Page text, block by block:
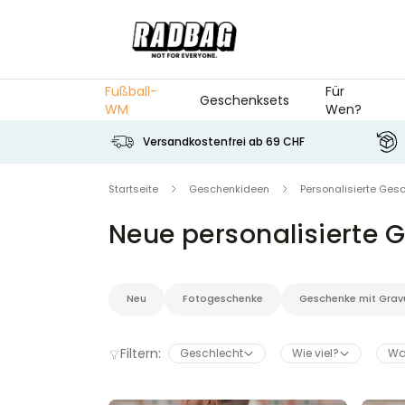
Fußball-
WM
Geschenksets
Für
Wen?
Versandkostenfrei ab 69 CHF
Startseite Geschenkideen Personalisierte Geschenke
Neue personalisierte
Neu Fotogeschenke Geschenke mit Gravur
Filtern: Geschlecht Wie viel? Was?